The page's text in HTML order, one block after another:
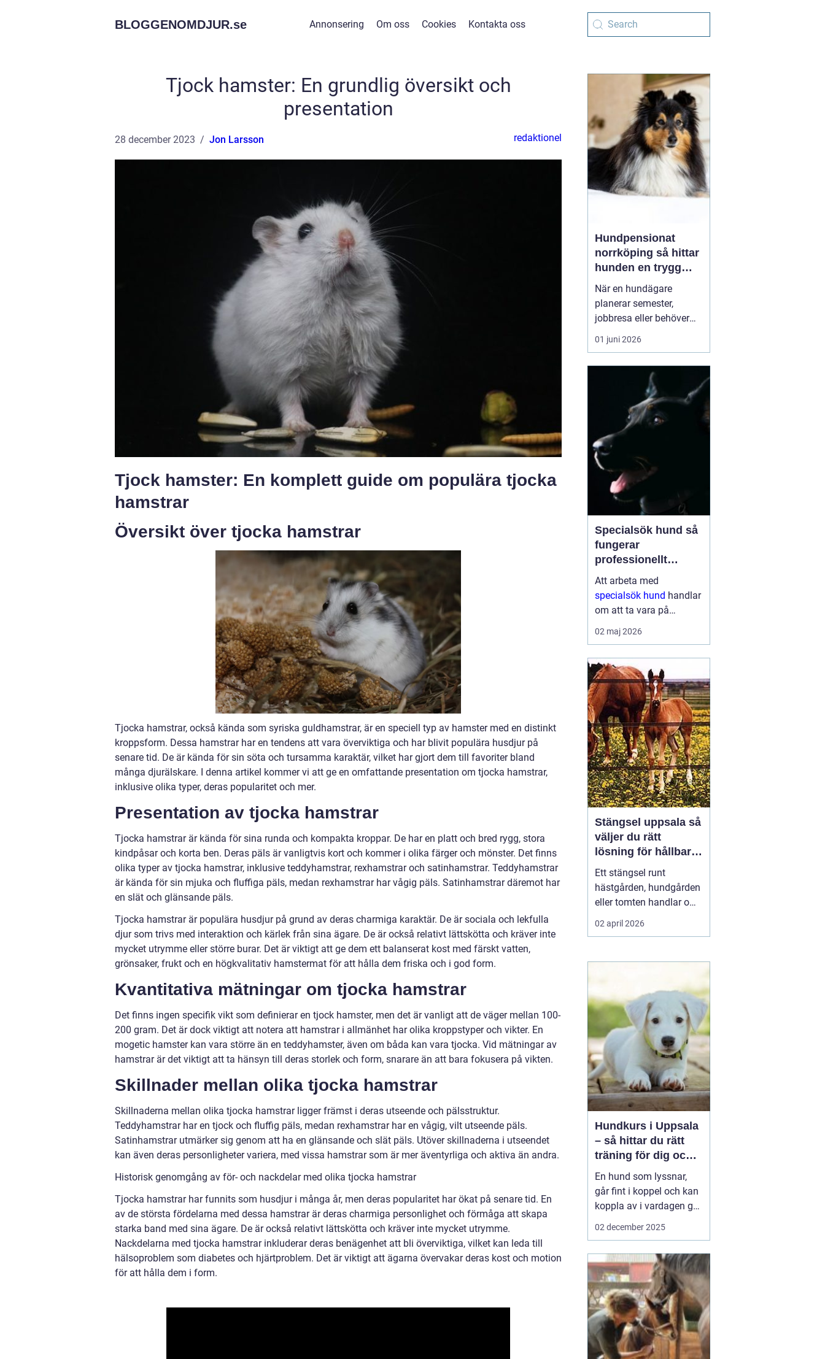
BLOGGENOMDJUR.se Annonsering Om oss Cookies Kontakta oss
Tjock hamster: En grundlig översikt och
presentation
28 december 2023 Jon Larsson redaktionel
Tjock hamster: En komplett guide om populära tjocka
hamstrar
Översikt över tjocka hamstrar
Tjocka hamstrar, också kända som syriska guldhamstrar, är en speciell typ av hamster med en distinkt
kroppsform. Dessa hamstrar har en tendens att vara överviktiga och har blivit populära husdjur på
senare tid. De är kända för sin söta och tursamma karaktär, vilket har gjort dem till favoriter bland
många djurälskare. I denna artikel kommer vi att ge en omfattande presentation om tjocka hamstrar,
inklusive olika typer, deras popularitet och mer.
Presentation av tjocka hamstrar
Tjocka hamstrar är kända för sina runda och kompakta kroppar. De har en platt och bred rygg, stora
kindpåsar och korta ben. Deras päls är vanligtvis kort och kommer i olika färger och mönster. Det finns
olika typer av tjocka hamstrar, inklusive teddyhamstrar, rexhamstrar och satinhamstrar. Teddyhamstrar
är kända för sin mjuka och fluffiga päls, medan rexhamstrar har vågig päls. Satinhamstrar däremot har
en slät och glänsande päls.
Tjocka hamstrar är populära husdjur på grund av deras charmiga karaktär. De är sociala och lekfulla
djur som trivs med interaktion och kärlek från sina ägare. De är också relativt lättskötta och kräver inte
mycket utrymme eller större burar. Det är viktigt att ge dem ett balanserat kost med färskt vatten,
grönsaker, frukt och en högkvalitativ hamstermat för att hålla dem friska och i god form.
Kvantitativa mätningar om tjocka hamstrar
Det finns ingen specifik vikt som definierar en tjock hamster, men det är vanligt att de väger mellan 100-
200 gram. Det är dock viktigt att notera att hamstrar i allmänhet har olika kroppstyper och vikter. En
mogetic hamster kan vara större än en teddyhamster, även om båda kan vara tjocka. Vid mätningar av
hamstrar är det viktigt att ta hänsyn till deras storlek och form, snarare än att bara fokusera på vikten.
Skillnader mellan olika tjocka hamstrar
Skillnaderna mellan olika tjocka hamstrar ligger främst i deras utseende och pälsstruktur.
Teddyhamstrar har en tjock och fluffig päls, medan rexhamstrar har en vågig, vilt utseende päls.
Satinhamstrar utmärker sig genom att ha en glänsande och slät päls. Utöver skillnaderna i utseendet
kan även deras personligheter variera, med vissa hamstrar som är mer äventyrliga och aktiva än andra.
Historisk genomgång av för- och nackdelar med olika tjocka hamstrar
Tjocka hamstrar har funnits som husdjur i många år, men deras popularitet har ökat på senare tid. En
av de största fördelarna med dessa hamstrar är deras charmiga personlighet och förmåga att skapa
starka band med sina ägare. De är också relativt lättskötta och kräver inte mycket utrymme.
Nackdelarna med tjocka hamstrar inkluderar deras benägenhet att bli överviktiga, vilket kan leda till
hälsoproblem som diabetes och hjärtproblem. Det är viktigt att ägarna övervakar deras kost och motion
för att hålla dem i form.
Hundpensionat
norrköping så hittar
hunden en trygg
och aktiv semester
När en hundägare
planerar semester,
jobbresa eller behöver
avlastning under en
period, blir frågan
hand om hunden? För
många i Östergötland är
ett hundpensionat
Norrköpi...
01 juni 2026
Specialsök hund så
fungerar
professionellt
nosarbete
Att arbeta med
specialsök hund handlar
om att ta vara på
hundens starkaste sinne
nosen och rikta den mot
noggrann träning kan
hundar hitta allt från
narkotika och vägglöss
till vape...
02 maj 2026
Stängsel uppsala så
väljer du rätt
lösning för hållbara
och trygga hägn
Ett stängsel runt
hästgården, hundgården
eller tomten handlar om
mer än en tydlig gräns.
Ett genomtänkt stängsel
och människor, minskar
sparar både tid och
pengar på lång sikt. I en
region som Uppsala, ...
02 april 2026
Hundkurs i Uppsala
– så hittar du rätt
träning för dig och
din hund
En hund som lyssnar,
går fint i koppel och kan
koppla av i vardagen gör
livet enklare för både
många att de kämpar
med inkallning, möten
med andra hundar eller
allmän ...
02 december 2025